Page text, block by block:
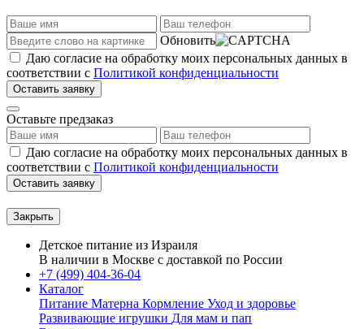
Обновить
Даю согласие на обработку моих персональных данных в
соответствии с Политикой конфиденциальности
Оставить заявку
Оставьте предзаказ
Даю согласие на обработку моих персональных данных в
соответствии с Политикой конфиденциальности
Оставить заявку
Закрыть
Детское питание из Израиля
В наличии в Москве с доставкой по России
+7 (499) 404-36-04
Каталог
Питание Матерна Кормление Уход и здоровье
Развивающие игрушки Для мам и пап